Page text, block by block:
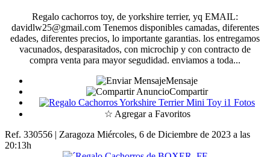
Regalo cachorros toy, de yorkshire terrier, yq EMAIL:
davidlw25@gmail.com Tenemos disponibles camadas, diferentes
edades, diferentes precios, lo importante garantias. los entregamos
vacunados, desparasitados, con microchip y con contracto de
compra venta para mayor segudidad. enviamos a toda...
Mensaje
Compartir
1 Fotos
☆ Agregar a Favoritos
Ref. 330556 | Zaragoza Miércoles, 6 de Diciembre de 2023 a las
20:13h